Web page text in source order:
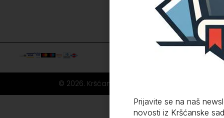
© 2026. Kršćanska sadašnjost
Prijavite se na naš
novosti iz Kršćanske